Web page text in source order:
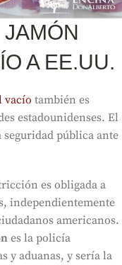
A EE.UU.
vacío también es
estadounidenses. El
pública ante
es obligada a
independientemente
americanos.
es la policía
y aduanas, y sería la